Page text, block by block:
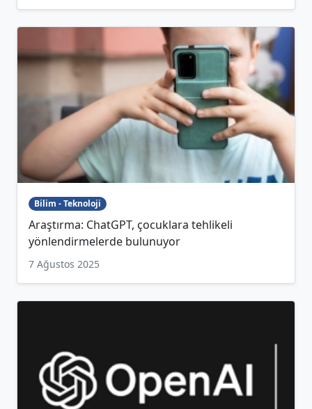
Bilim - Teknoloji
Araştırma: ChatGPT, çocuklara tehlikeli
yönlendirmelerde bulunuyor
7 Ağustos 2025